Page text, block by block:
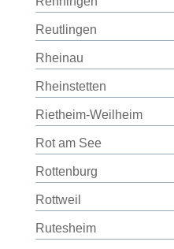
Reutlingen
Rheinau
Rheinstetten
Rietheim-Weilheim
Rot am See
Rottenburg
Rottweil
Rutesheim